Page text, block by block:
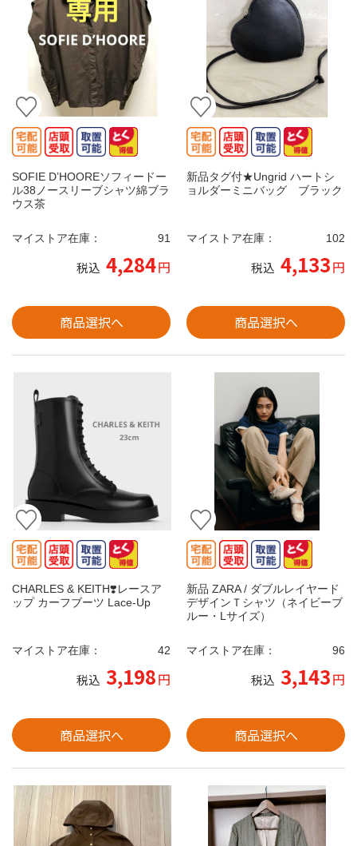
SOFIE D’HOOREソフィードー
ル38ノースリーブシャツ綿ブラ
ウス茶
マイストア在庫： 91
税込 4,284円
商品選択へ
新品タグ付★Ungrid ハートシ
ョルダーミニバッグ ブラック
マイストア在庫： 102
税込 4,133円
商品選択へ
CHARLES & KEITH❣️レースア
ップ カーフブーツ Lace-Up
マイストア在庫： 42
税込 3,198円
商品選択へ
新品 ZARA / ダブルレイヤード
デザインＴシャツ（ネイビーブ
ルー・Lサイズ）
マイストア在庫： 96
税込 3,143円
商品選択へ